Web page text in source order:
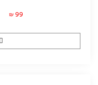
₪ 99